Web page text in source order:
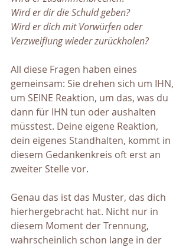
Wird er dir die Schuld geben?
Wird er dich mit Vorwürfen oder
Verzweiflung wieder zurückholen?
All diese Fragen haben eines
gemeinsam: Sie drehen sich um IHN,
um SEINE Reaktion, um das, was du
dann für IHN tun oder aushalten
müsstest. Deine eigene Reaktion,
dein eigenes Standhalten, kommt in
diesem Gedankenkreis oft erst an
zweiter Stelle vor.
Genau das ist das Muster, das dich
hierhergebracht hat. Nicht nur in
diesem Moment der Trennung,
wahrscheinlich schon lange in der